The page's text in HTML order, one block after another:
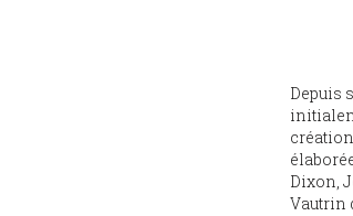
Depuis
Dixon,
Vautrin